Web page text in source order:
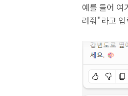
예를 들어 여
려줘"라고